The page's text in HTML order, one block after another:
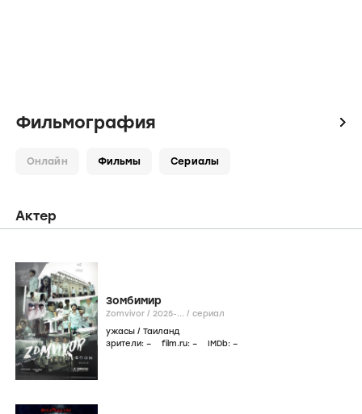
Фильмография icon
Онлайн Фильмы Сериалы
Актер
Зомбимир
Zomvivor / 2025-... / сериал
ужасы / Таиланд
зрители: – film.ru: – IMDb: –